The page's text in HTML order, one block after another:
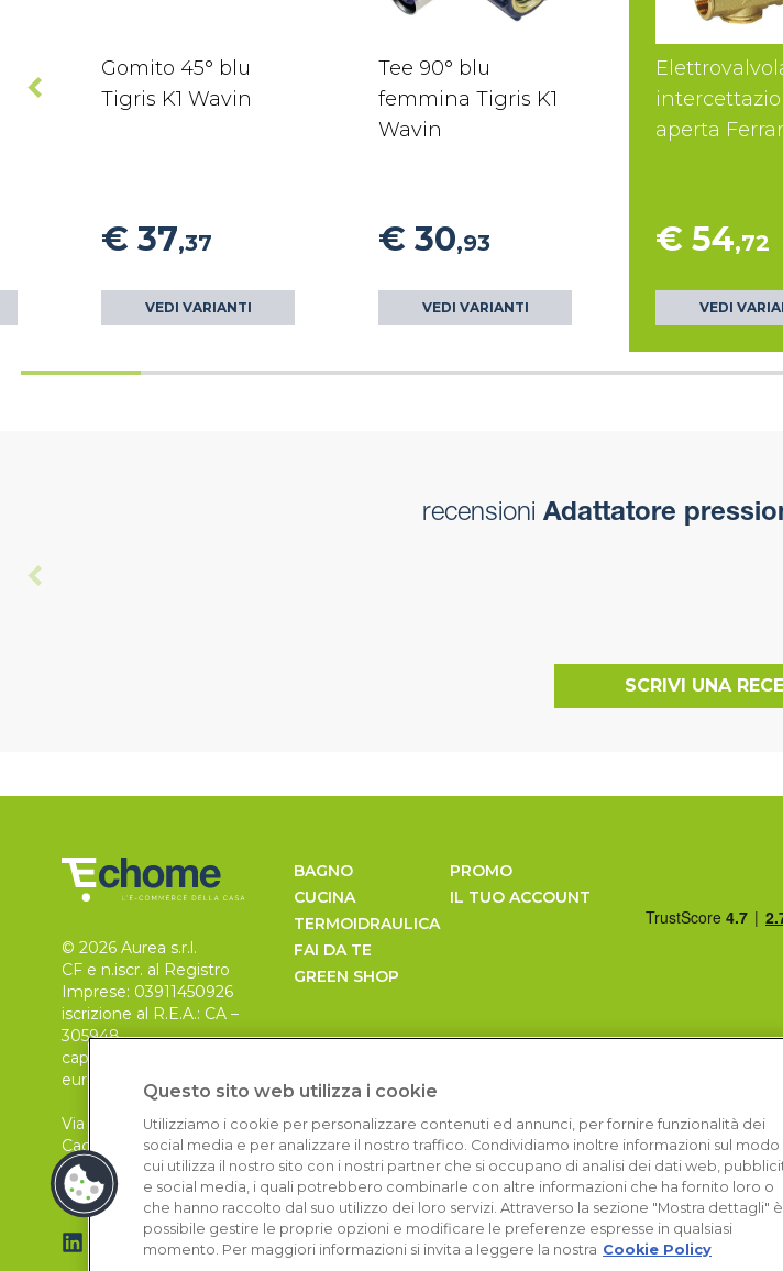
Gomito 45° blu
Tigris K1 Wavin
€ 37,37
VEDI VARIANTI
Tee 90° blu
femmina Tigris K1
Wavin
€ 30,93
VEDI VARIANTI
aperta
€ 54,72
VEDI
recensioni Adattatore
SCRIVI UNA
© 2026 Aurea s.r.l.
CF e n.iscr. al Registro
Imprese: 03911450926
iscrizione al R.E.A.: CA –
305948
capitale sociale 30.000
euro, i.v.
Via Pietro Leo n. 6
Cagliari
09129
BAGNO
CUCINA
TERMOIDRAULICA
FAI DA TE
GREEN SHOP
PROMO
IL TUO ACCOUNT
Questo sito web utilizza i cookie
Utilizziamo i cookie per personalizzare contenuti ed annunci, per fornire funzionalità dei
social media e per analizzare il nostro traffico. Condividiamo inoltre informazioni sul modo
cui utilizza il nostro sito con i nostri partner che si occupano di analisi dei dati web,
e social media, i quali potrebbero combinarle con altre informazioni che ha fornito loro o
che hanno raccolto dal suo utilizzo dei loro servizi. Attraverso la sezione "Mostra dettagli" è
possibile gestire le proprie opzioni e modificare le preferenze espresse in qualsiasi
momento. Per maggiori informazioni si invita a leggere la nostra Cookie Policy